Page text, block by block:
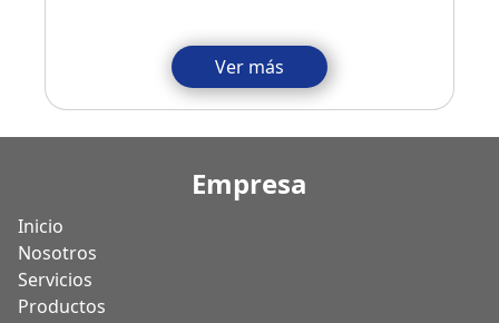
Ver más
Empresa
Inicio
Nosotros
Servicios
Productos